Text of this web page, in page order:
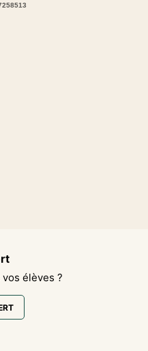
élèves ?